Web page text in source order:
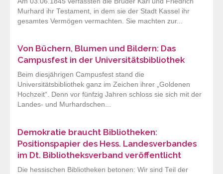
Murhard ihr Testament, in dem sie der Stadt Kassel ihr
gesamtes Vermögen vermachten. Sie machten zur...
Von Büchern, Blumen und Bildern: Das
Campusfest in der Universitätsbibliothek
Beim diesjährigen Campusfest stand die
Universitätsbibliothek ganz im Zeichen ihrer „Goldenen
Hochzeit“. Denn vor fünfzig Jahren schloss sie sich mit der
Landes- und Murhardschen...
Demokratie braucht Bibliotheken:
Positionspapier des Hess. Landesverbandes
im Dt. Bibliotheksverband veröffentlicht
Die hessischen Bibliotheken betonen: Wir sind Teil der